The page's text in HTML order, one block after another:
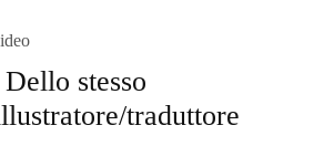
Dello stesso
traduttore